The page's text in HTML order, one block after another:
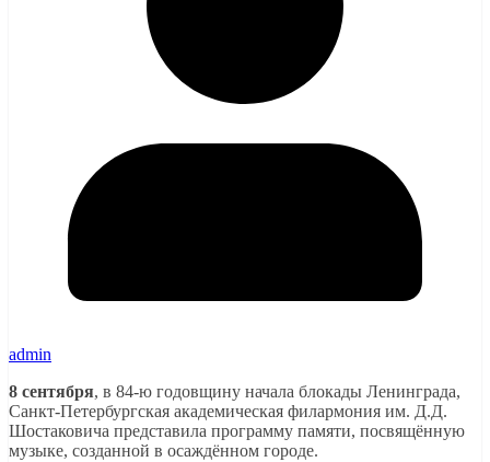
admin
8 сентября, в 84-ю годовщину начала блокады Ленинграда,
Санкт-Петербургская академическая филармония им. Д.Д.
Шостаковича представила программу памяти, посвящённую
музыке, созданной в осаждённом городе.